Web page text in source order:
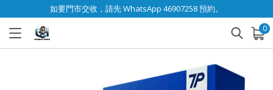
如要門市交收，請先 WhatsApp 46907258 預約。
0
已加入購物車 查看